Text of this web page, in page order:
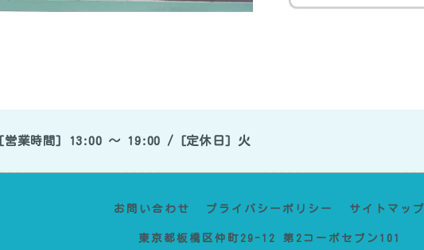
[営業時間] 13:00 〜 19:00 / [定休日] 火
お問い合わせ プライバシーポリシー サイトマップ
東京都板橋区仲町29-12 第2コーポセブン101